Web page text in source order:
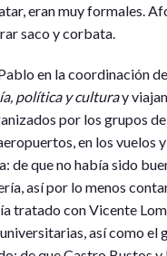
eran muy formales.
saco y corbata.
en la coordinación
política y culturay
por los grupos
en los
de que no había sido
así por lo menos
tratado con Vicente
así como el